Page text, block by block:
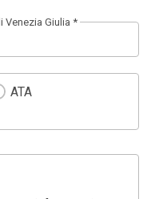
Venezia Giulia *
ATA